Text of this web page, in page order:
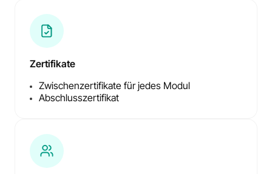
Zertifikate
Zwischenzertifikate für jedes Modul
Abschlusszertifikat